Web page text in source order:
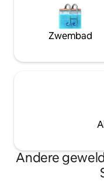
Zwembad
Andere